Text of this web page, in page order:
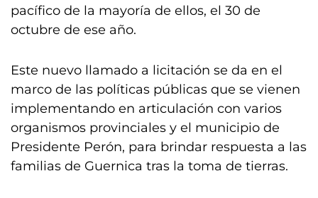
pacífico de la mayoría de ellos, el 30 de
octubre de ese año.
Este nuevo llamado a licitación se da en el
marco de las políticas públicas que se vienen
implementando en articulación con varios
organismos provinciales y el municipio de
Presidente Perón, para brindar respuesta a las
familias de Guernica tras la toma de tierras.